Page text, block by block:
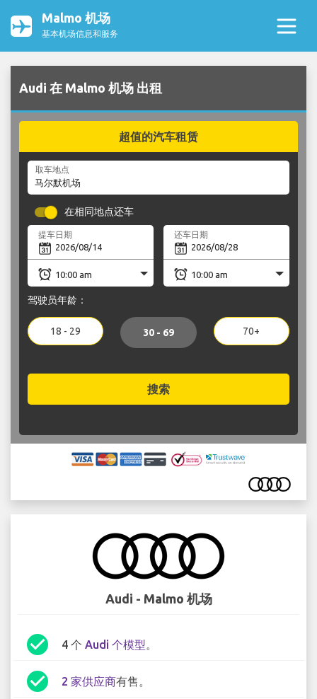
Malmo 机场
基本机场信息和服务
Audi 在 Malmo 机场 出租
超值的汽车租赁
取车地点
在相同地点还车
提车日期 还车日期
驾驶员年龄：
18 - 29 30 - 69 70+
搜索
Audi - Malmo 机场
check_circle 4 个 Audi 个模型。
check_circle 2 家供应商有售。